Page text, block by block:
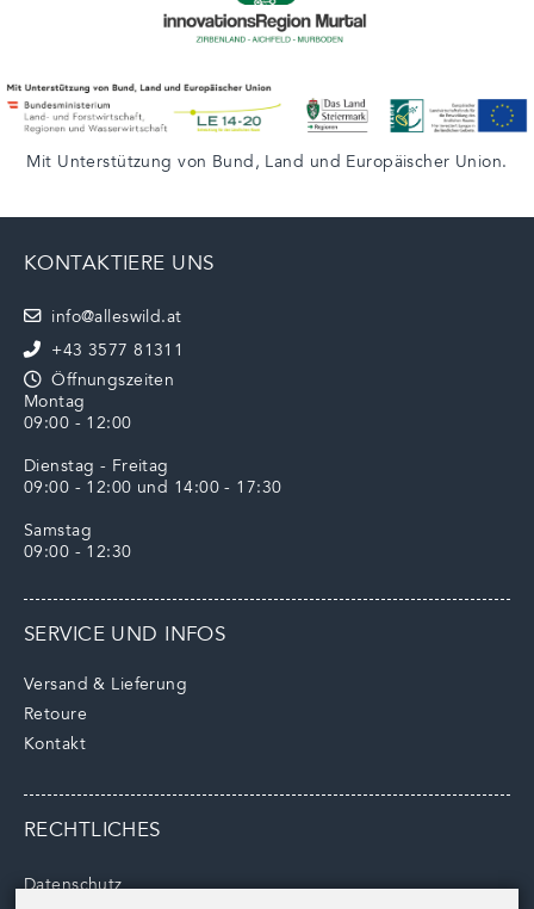
Mit Unterstützung von Bund, Land und Europäischer Union.
KONTAKTIERE UNS
info@alleswild.at
+43 3577 81311
Öffnungszeiten
Montag
09:00 - 12:00
Dienstag - Freitag
09:00 - 12:00 und 14:00 - 17:30
Samstag
09:00 - 12:30
SERVICE UND INFOS
Versand & Lieferung
Retoure
Kontakt
RECHTLICHES
Datenschutz